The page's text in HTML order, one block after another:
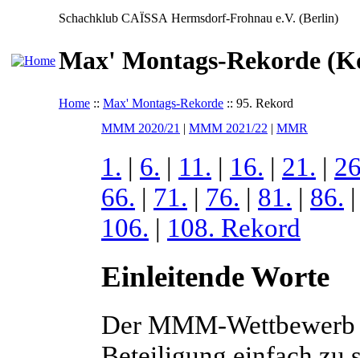
Schachklub CAÏSSA Hermsdorf-Frohnau e.V. (Berlin)
Max' Montags-Rekorde
Home :: Max' Montags-Rekorde :: 95. Rekord
MMM 2020/21 | MMM 2021/22 | MMR
1. | 6. | 11. | 16. | 21. |
66. | 71. | 76. | 81. | 86.
106. | 108. Rekord
Einleitende Worte
Der MMM-Wettbewerb